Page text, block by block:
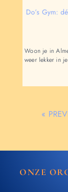
Do’s Gym:
Woon je in
weer lekker in
«
ONZE